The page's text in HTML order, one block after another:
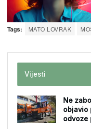
Tags: MATO LOVRAK
Vijesti
Ne
objavio
odvoze